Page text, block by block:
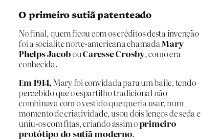
O primeiro sutiã patenteado
No final, quem ficou com os créditos desta invenção
foi a socialite norte-americana chamadaMary
Phelps JacobouCaresse Crosby, como era
conhecida.
Em 1914, Mary foi convidada para um baile, tendo
percebido que o espartilho tradicional não
combinava com o vestido que queria usar, num
momento de criatividade, usou dois lenços de seda e
uniu-os com fitas, criando assim oprimeiro
protótipo do sutiã moderno.